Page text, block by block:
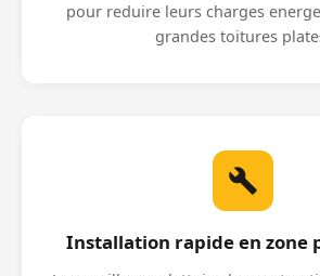
pour reduire leurs charges
grandes toitures
Installation rapide en zone